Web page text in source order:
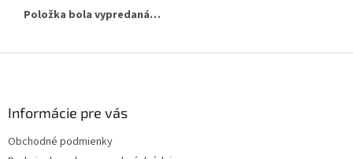
Položka bola vypredaná…
Informácie pre vás
Obchodné podmienky